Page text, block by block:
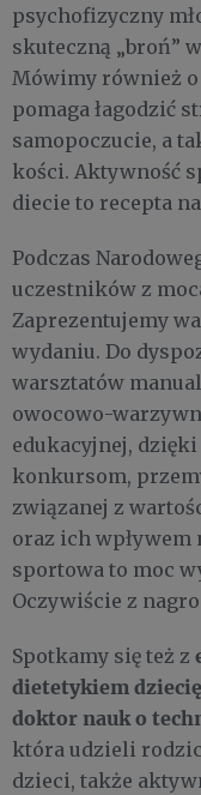
psychofizyczny
skuteczną „broń”
Mówimy również
pomaga łagodzić
samopoczucie, a
kości. Aktywność
diecie to recepta
Podczas
uczestników z
Zaprezentujemy
wydaniu. Do
warsztatów
owocowo-
edukacyjnej,
konkursom,
związanej z
oraz ich wpływem
sportowa to moc
Oczywiście z
Spotkamy się też z
dietetykiem
doktor nauk o
która udzieli
dzieci, także